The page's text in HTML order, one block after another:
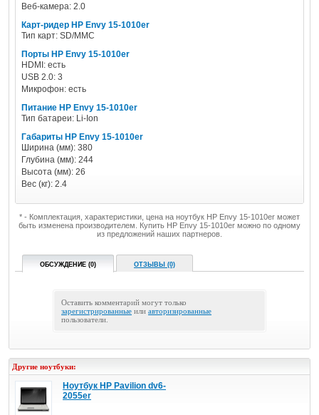
Веб-камера: 2.0
Карт-ридер HP Envy 15-1010er
Тип карт: SD/MMC
Порты HP Envy 15-1010er
HDMI: есть
USB 2.0: 3
Микрофон: есть
Питание HP Envy 15-1010er
Тип батареи: Li-Ion
Габариты HP Envy 15-1010er
Ширина (мм): 380
Глубина (мм): 244
Высота (мм): 26
Вес (кг): 2.4
* - Комплектация, характеристики, цена на ноутбук HP Envy 15-1010er может
быть изменена производителем. Купить HP Envy 15-1010er можно по одному
из предложений наших партнеров.
ОБСУЖДЕНИЕ (0) ОТЗЫВЫ (0)
Оставить комментарий могут только
зарегистрированные или авторизированные
пользователи.
Другие ноутбуки:
Ноутбук HP Pavilion dv6-
2055er